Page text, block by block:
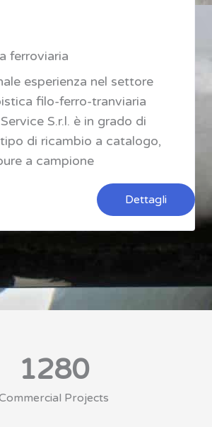
ferroviaria
esperienza nel settore
filo-ferro-tranviaria
S.r.l. è in grado di
di ricambio a catalogo,
a campione
Dettagli
1280
Projects